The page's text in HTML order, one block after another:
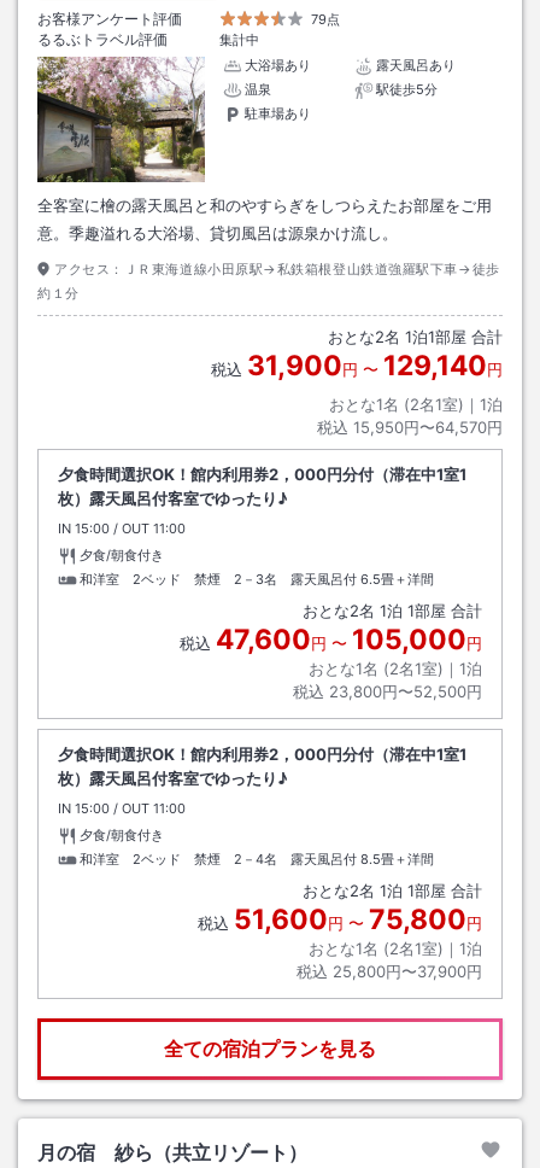
お客様アンケート評価
79点
るるぶトラベル評価
集計中
大浴場あり
露天風呂あり
温泉
駅徒歩5分
駐車場あり
全客室に檜の露天風呂と和のやすらぎをしつらえたお部屋をご用
意。季趣溢れる大浴場、貸切風呂は源泉かけ流し。
アクセス：
ＪＲ東海道線小田原駅→私鉄箱根登山鉄道強羅駅下車→徒歩
約１分
おとな2名 1泊1部屋 合計
税込 31,900円 〜 129,140円
おとな1名 (2名1室)｜ 1泊
税込 15,950円〜64,570円
夕食時間選択OK！館内利用券2，000円分付（滞在中1室1
枚）露天風呂付客室でゆったり♪
IN チェックイン
15:00 / OUT チェックアウト
11:00
夕食/朝食付き
和洋室 2ベッド 禁煙 2－3名 露天風呂付 6.5畳＋洋間
おとな2名 1泊 1部屋 合計
税込 47,600円 〜 105,000円
おとな1名 (2名1室)｜ 1泊
税込 23,800円〜52,500円
夕食時間選択OK！館内利用券2，000円分付（滞在中1室1
枚）露天風呂付客室でゆったり♪
IN チェックイン
15:00 / OUT チェックアウト
11:00
夕食/朝食付き
和洋室 2ベッド 禁煙 2－4名 露天風呂付 8.5畳＋洋間
おとな2名 1泊 1部屋 合計
税込 51,600円 〜 75,800円
おとな1名 (2名1室)｜ 1泊
税込 25,800円〜37,900円
全ての宿泊プランを見る
月の宿 紗ら（共立リゾート）